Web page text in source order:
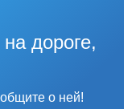
дороге,
о ней!